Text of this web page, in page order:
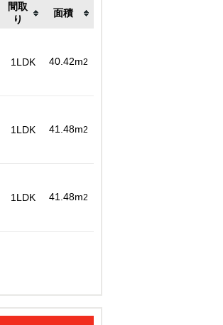
間取
り
面積
1LDK 40.42m2
1LDK 41.48m2
1LDK 41.48m2